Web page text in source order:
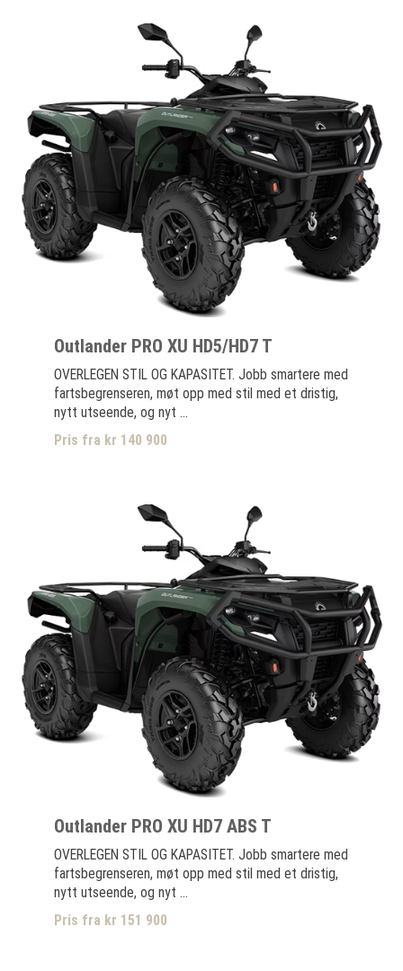
Outlander PRO XU HD5/HD7 T
OVERLEGEN STIL OG KAPASITET. Jobb smartere med
fartsbegrenseren, møt opp med stil med et dristig,
nytt utseende, og nyt ...
Pris fra kr 140 900
Outlander PRO XU HD7 ABS T
OVERLEGEN STIL OG KAPASITET. Jobb smartere med
fartsbegrenseren, møt opp med stil med et dristig,
nytt utseende, og nyt ...
Pris fra kr 151 900